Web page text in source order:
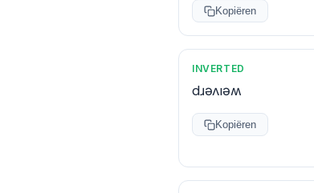
Kopiëren
INVERTED
dɹǝʌıǝʍ
Kopiëren